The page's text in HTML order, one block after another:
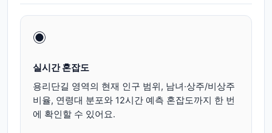
◉
실시간 혼잡도
용리단길 영역의 현재 인구 범위, 남녀·상주/비상주
비율, 연령대 분포와 12시간 예측 혼잡도까지 한 번
에 확인할 수 있어요.